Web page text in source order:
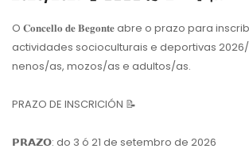
O 𝐂𝐨𝐧𝐜𝐞𝐥𝐥𝐨 𝐝𝐞 𝐁𝐞𝐠𝐨𝐧𝐭𝐞 abre o prazo para
actividades socioculturais e deportivas
nenos/as, mozos/as e adultos/as.
PRAZO DE INSCRICIÓN 📝
𝗣𝗥𝗔𝗭𝗢: do 3 ó 21 de setembro de 2026